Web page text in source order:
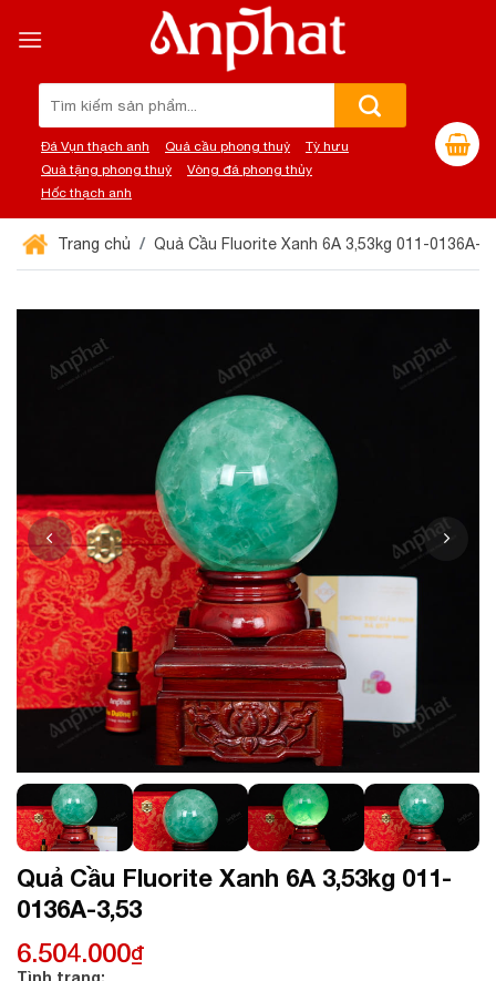
đến
Đá Vụn thạch anh Quả cầu phong thuỷ
Tỳ hưu
Quà tặng phong thuỷ
Vòng đá phong thủy
Hốc thạch anh
Trang chủ Quả Cầu Fluorite Xanh 6A 3,53kg 011-0136A-
Quả Cầu Fluorite Xanh 6A 3,53kg 011-
0136A-3,53
6.504.000₫
Tình trạng: